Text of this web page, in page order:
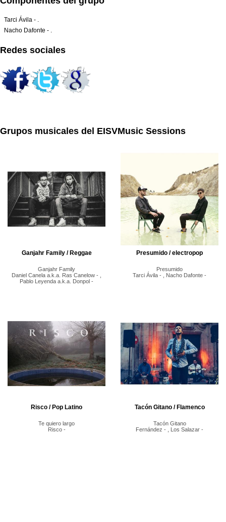
Tarci Ávila - .
Nacho Dafonte - .
Redes sociales
Grupos musicales del EISVMusic Sessions
Ganjahr Family / Reggae
Ganjahr Family
Daniel Canela a.k.a. Ras Canelow - ,
Pablo Leyenda a.k.a. Donpol -
Presumido / electropop
Presumido
Tarci Ávila - , Nacho Dafonte -
Risco / Pop Latino
Te quiero largo
Risco -
Tacón Gitano / Flamenco
Tacón Gitano
Fernández - , Los Salazar -